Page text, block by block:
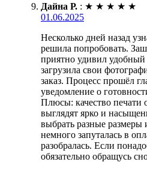
Дайна Р. : ★ ★ ★ ★ ★
01.06.2025
Несколько дней назад
решила попробовать.
приятно удивил
загрузила свои
заказ. Процесс прошёл
уведомление о
Плюсы: качество печати
выглядят ярко и
выбрать разные
немного запуталась в
разобралась. Если
обязательно обращусь